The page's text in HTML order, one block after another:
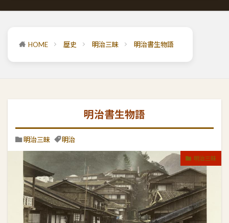
HOME 歴史 明治三昧 明治書生物語
明治書生物語
明治三昧 明治
明治三昧